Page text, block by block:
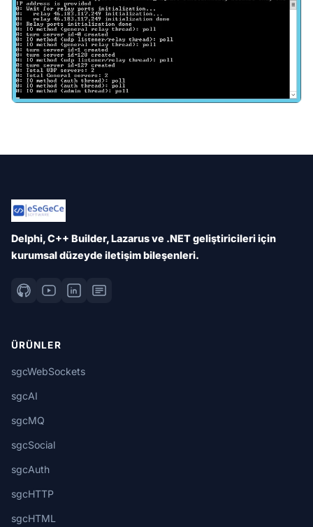
Delphi, C++ Builder, Lazarus ve .NET geliştiricileri için
kurumsal düzeyde iletişim bileşenleri.
ÜRÜNLER
sgcWebSockets
sgcAI
sgcMQ
sgcSocial
sgcAuth
sgcHTTP
sgcHTML